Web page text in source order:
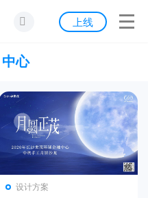
发现
灵感
资源
公告
关于我们
上线
中心
设计方案